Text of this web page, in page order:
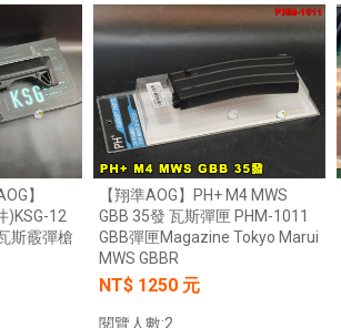
】
)KSG-12
斯霰彈槍
【翔準AOG】PH+ M4 MWS
GBB 35發 瓦斯彈匣 PHM-1011
GBB彈匣Magazine Tokyo Marui
MWS GBBR
NT$ 1250 元
閱覽人數:2